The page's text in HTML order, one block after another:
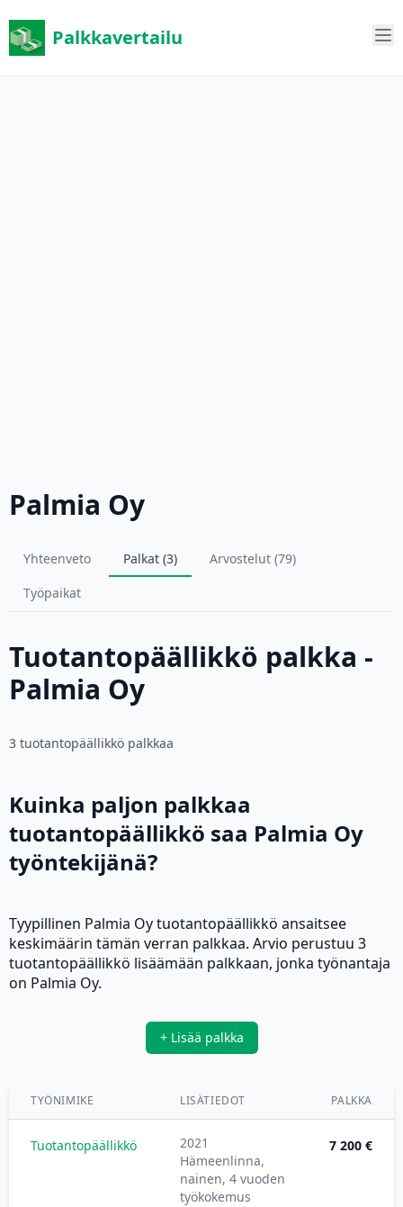
Palkkavertailu
Palmia Oy
Yhteenveto Palkat (3)
Arvostelut (79)
Työpaikat
Tuotantopäällikkö palkka -
Palmia Oy
3 tuotantopäällikkö palkkaa
Kuinka paljon palkkaa
tuotantopäällikkö saa Palmia Oy
työntekijänä?
Tyypillinen Palmia Oy tuotantopäällikkö ansaitsee
keskimäärin tämän verran palkkaa. Arvio perustuu 3
tuotantopäällikkö lisäämään palkkaan, jonka työnantaja
on Palmia Oy.
+ Lisää palkka
TYÖNIMIKE LISÄTIEDOT PALKKA
Tuotantopäällikkö
2021
Hämeenlinna,
nainen, 4 vuoden
työkokemus
7 200 €